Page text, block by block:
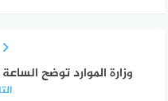
وزارة الموارد توضح